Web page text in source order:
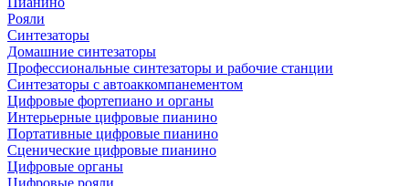
Рояли
Синтезаторы
Домашние синтезаторы
Профессиональные синтезаторы и рабочие станции
Синтезаторы с автоаккомпанементом
Цифровые фортепиано и органы
Интерьерные цифровые пианино
Портативные цифровые пианино
Сценические цифровые пианино
Цифровые органы
Цифровые рояли